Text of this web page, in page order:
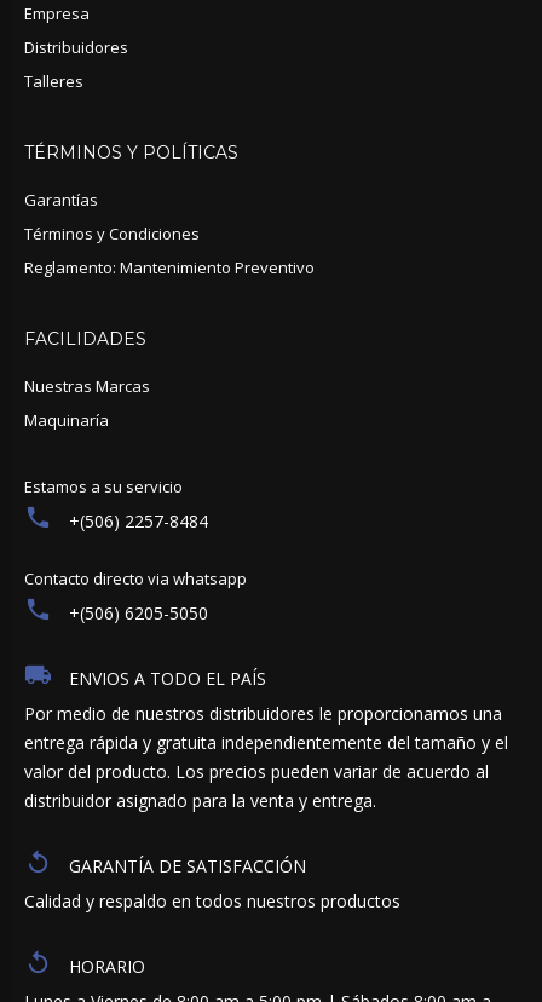
Empresa
Distribuidores
Talleres
TÉRMINOS Y POLÍTICAS
Garantías
Términos y Condiciones
Reglamento: Mantenimiento Preventivo
FACILIDADES
Nuestras Marcas
Maquinaría
Estamos a su servicio
+(506) 2257-8484
Contacto directo via whatsapp
+(506) 6205-5050
ENVIOS A TODO EL PAÍS
Por medio de nuestros distribuidores le proporcionamos una
entrega rápida y gratuita independientemente del tamaño y el
valor del producto. Los precios pueden variar de acuerdo al
distribuidor asignado para la venta y entrega.
GARANTÍA DE SATISFACCIÓN
Calidad y respaldo en todos nuestros productos
HORARIO